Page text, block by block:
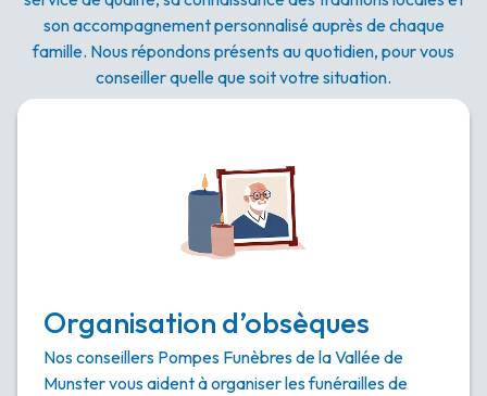
son accompagnement personnalisé auprès de chaque
famille. Nous répondons présents au quotidien, pour vous
conseiller quelle que soit votre situation.
Organisation d’obsèques
Nos conseillers Pompes Funèbres de la Vallée de
Munster vous aident à organiser les funérailles de